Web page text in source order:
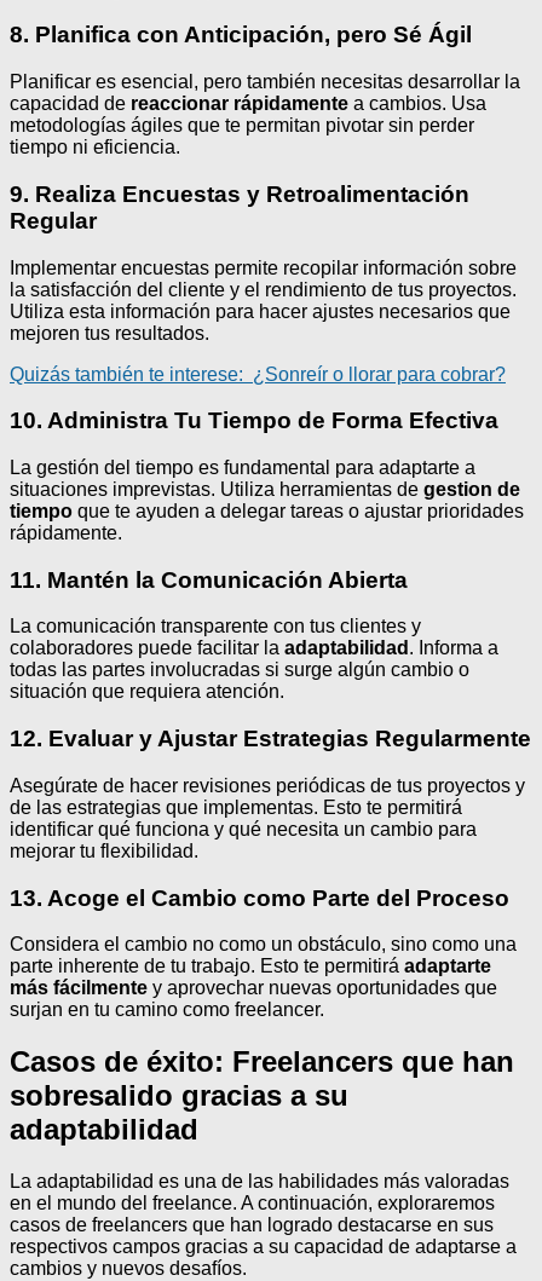
8. Planifica con Anticipación, pero Sé Ágil
Planificar es esencial, pero también necesitas desarrollar la
capacidad de reaccionar rápidamente a cambios. Usa
metodologías ágiles que te permitan pivotar sin perder
tiempo ni eficiencia.
9. Realiza Encuestas y Retroalimentación
Regular
Implementar encuestas permite recopilar información sobre
la satisfacción del cliente y el rendimiento de tus proyectos.
Utiliza esta información para hacer ajustes necesarios que
mejoren tus resultados.
Quizás también te interese: ¿Sonreír o llorar para cobrar?
10. Administra Tu Tiempo de Forma Efectiva
La gestión del tiempo es fundamental para adaptarte a
situaciones imprevistas. Utiliza herramientas de gestion de
tiempo que te ayuden a delegar tareas o ajustar prioridades
rápidamente.
11. Mantén la Comunicación Abierta
La comunicación transparente con tus clientes y
colaboradores puede facilitar la adaptabilidad . Informa a
todas las partes involucradas si surge algún cambio o
situación que requiera atención.
12. Evaluar y Ajustar Estrategias Regularmente
Asegúrate de hacer revisiones periódicas de tus proyectos y
de las estrategias que implementas. Esto te permitirá
identificar qué funciona y qué necesita un cambio para
mejorar tu flexibilidad.
13. Acoge el Cambio como Parte del Proceso
Considera el cambio no como un obstáculo, sino como una
parte inherente de tu trabajo. Esto te permitirá adaptarte
más fácilmente y aprovechar nuevas oportunidades que
surjan en tu camino como freelancer.
Casos de éxito: Freelancers que han
sobresalido gracias a su
adaptabilidad
La adaptabilidad es una de las habilidades más valoradas
en el mundo del freelance. A continuación, exploraremos
casos de freelancers que han logrado destacarse en sus
respectivos campos gracias a su capacidad de adaptarse a
cambios y nuevos desafíos.